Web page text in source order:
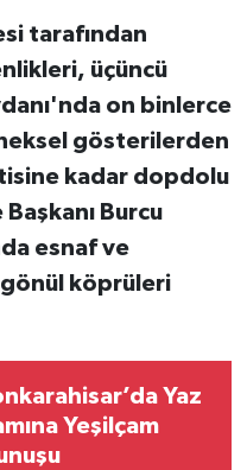
tarafından
üçüncü
on binlerce
gösterilerden
kadar dopdolu
Burcu
esnaf ve
köprüleri
Yaz
Yeşilçam